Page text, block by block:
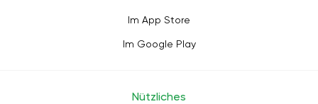
Im App Store
Im Google Play
Nützliches